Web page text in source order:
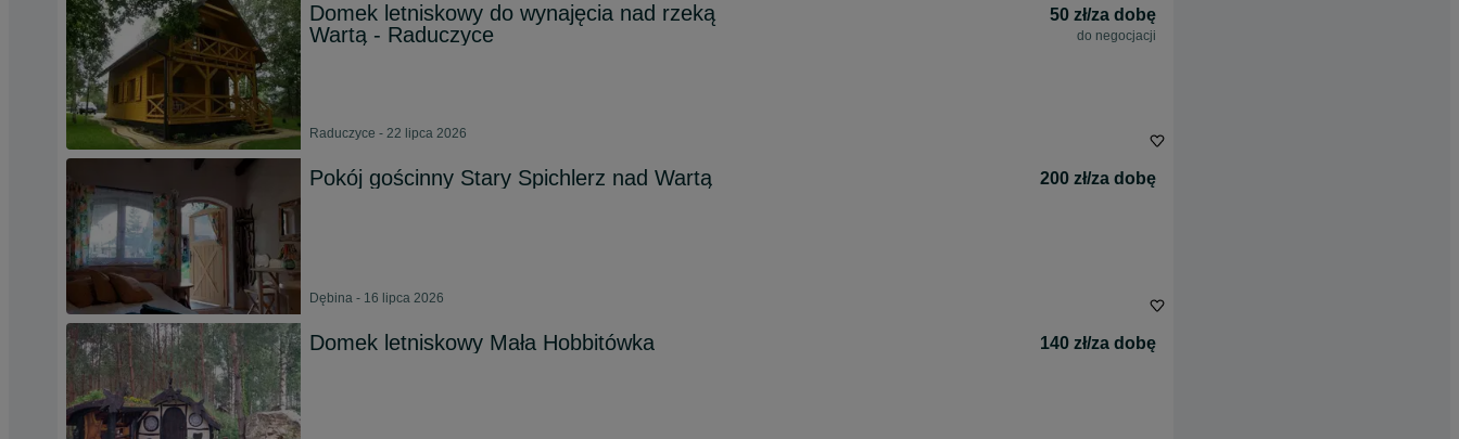
Domek letniskowy do wynajęcia nad rzeką
Wartą - Raduczyce
50 zł/za dobę
do negocjacji
Raduczyce - 22 lipca 2026
Pokój gościnny Stary Spichlerz nad Wartą 200 zł/za dobę
Dębina - 16 lipca 2026
Domek letniskowy Mała Hobbitówka 140 zł/za dobę